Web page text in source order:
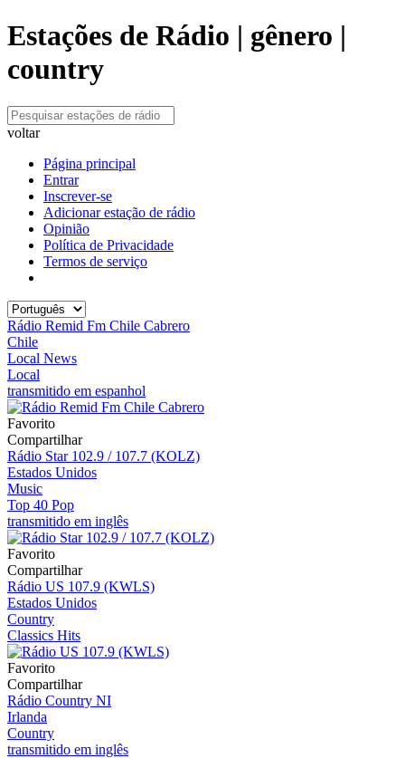
Estações de Rádio | gênero |
country
voltar
Página principal
Entrar
Inscrever-se
Adicionar estação de rádio
Opinião
Política de Privacidade
Termos de serviço
Rádio Remid Fm Chile Cabrero
Chile
Local News
Local
transmitido em espanhol
Favorito
Compartilhar
Rádio Star 102.9 / 107.7 (KOLZ)
Estados Unidos
Music
Top 40 Pop
transmitido em inglês
Favorito
Compartilhar
Rádio US 107.9 (KWLS)
Estados Unidos
Country
Classics Hits
Favorito
Compartilhar
Rádio Country NI
Irlanda
Country
transmitido em inglês